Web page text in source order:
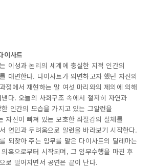
이사트
이성과 논리의 세계에 충실한 지적 인간의
대변한다. 다이사트가 외면하고자 했던 자신의
정에서 재현하는 말 여섯 마리와의 제의에 의해
다. 오늘의 사회구조 속에서 철저히 자연과
인간의 모습을 가지고 있는 그알런을
자신이 빠져 있는 모호한 좌절감의 실체를
연민과 두려움으로 알런을 바라보기 시작한다.
되찾아 주는 임무를 맡은 다이사트의 딜레마는
혹으로부터 시작되며, 그 임무수행을 마친 후
로 떨어지면서 공연은 끝이 난다.